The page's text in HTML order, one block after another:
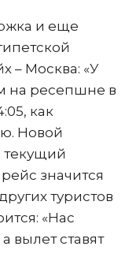
и еще
– Москва: «У
на ресепшне в
как
Новой
текущий
значится
туристов
«Нас
вылет ставят